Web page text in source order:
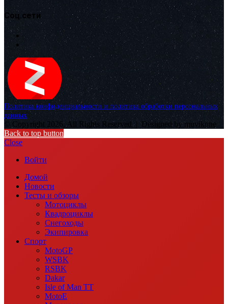
Соц.сети
Политика конфиденциальности и политика обработки персональных
данных
© Copyright 2026, All Rights Reserved |
Designed by muvikone
Back to top button
Close
Войти
Домой
Новости
Тесты и обзоры
Мотоциклы
Квадроциклы
Снегоходы
Экипировка
Спорт
MotoGP
WSBK
RSBK
Dakar
Isle of Man TT
MotoE